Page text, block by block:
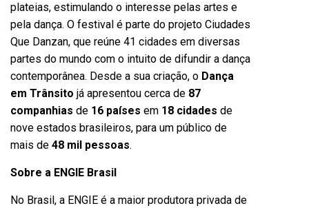
plateias, estimulando o interesse pelas artes e
pela dança. O festival é parte do projeto Ciudades
Que Danzan, que reúne 41 cidades em diversas
partes do mundo com o intuito de difundir a dança
contemporânea. Desde a sua criação, o Dança
em Trânsito já apresentou cerca de 87
companhias de 16 países em 18 cidades de
nove estados brasileiros, para um público de
mais de 48 mil pessoas.
Sobre a ENGIE Brasil
No Brasil, a ENGIE é a maior produtora privada de